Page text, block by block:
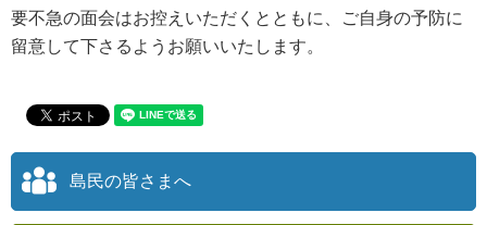
要不急の面会はお控えいただくとともに、ご自身の予防に
留意して下さるようお願いいたします。
島民の皆さまへ